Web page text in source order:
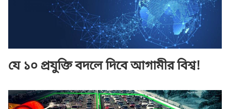
যে ১০ প্রযুক্তি বদলে দিবে আগামীর বিশ্ব!